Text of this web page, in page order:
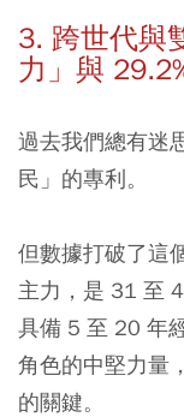
3. 跨世代與
力」與
過去我們總有迷
民」的專利。
但數據打破了這
主力，是 31 至
具備 5 至 20 年
角色的中堅力量
的關鍵。